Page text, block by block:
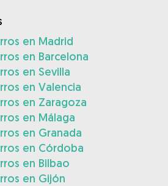
en Madrid
en Barcelona
en Sevilla
en Valencia
en Zaragoza
en Málaga
en Granada
en Córdoba
en Bilbao
en Gijón